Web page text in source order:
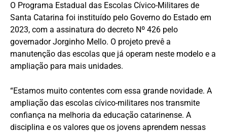
O Programa Estadual das Escolas Cívico-Militares de
Santa Catarina foi instituído pelo Governo do Estado em
2023, com a assinatura do decreto Nº 426 pelo
governador Jorginho Mello. O projeto prevê a
manutenção das escolas que já operam neste modelo e a
ampliação para mais unidades.
“Estamos muito contentes com essa grande novidade. A
ampliação das escolas cívico-militares nos transmite
confiança na melhoria da educação catarinense. A
disciplina e os valores que os jovens aprendem nessas